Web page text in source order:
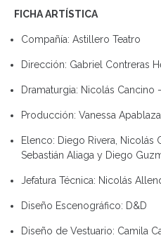
FICHA ARTÍSTICA
Compañía: Astillero Teatro
Dirección: Gabriel Contreras
Dramaturgia: Nicolás Cancino
Producción: Vanessa Apablaza
Elenco: Diego Rivera, Nicolás
Sebastián Aliaga y Diego
Jefatura Técnica: Nicolás
Diseño Escenográfico: D&D
Diseño de Vestuario: Camila